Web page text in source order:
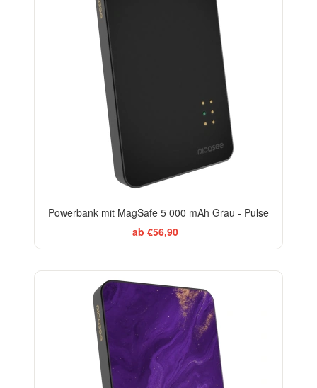
Powerbank mit MagSafe 5 000 mAh Grau - Pulse
ab €56,90